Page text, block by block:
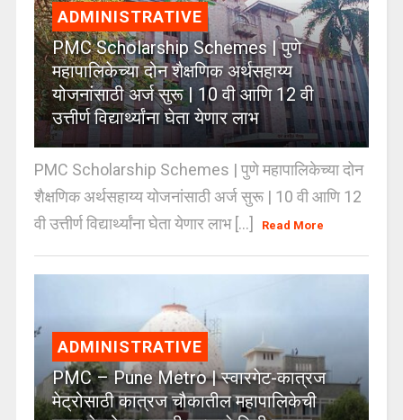
ADMINISTRATIVE
PMC Scholarship Schemes | पुणे
महापालिकेच्या दोन शैक्षणिक अर्थसहाय्य
योजनांसाठी अर्ज सुरू | 10 वी आणि 12 वी
उत्तीर्ण विद्यार्थ्यांना घेता येणार लाभ
PMC Scholarship Schemes | पुणे महापालिकेच्या दोन
शैक्षणिक अर्थसहाय्य योजनांसाठी अर्ज सुरू | 10 वी आणि 12
वी उत्तीर्ण विद्यार्थ्यांना घेता येणार लाभ [...]
Read More
ADMINISTRATIVE
PMC – Pune Metro | स्वारगेट-कात्रज
मेट्रोसाठी कात्रज चौकातील महापालिकेची